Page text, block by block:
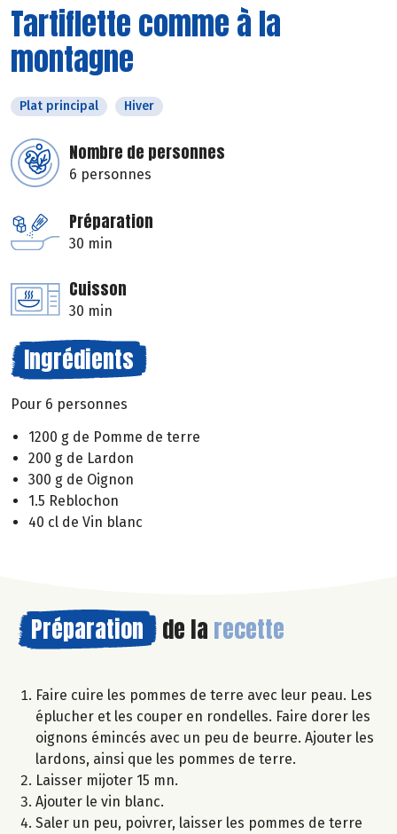
Tartiflette comme à la
montagne
Plat principal Hiver
Nombre de personnes
6 personnes
Préparation
30 min
Cuisson
30 min
Ingrédients
Pour 6 personnes
1200 g de Pomme de terre
200 g de Lardon
300 g de Oignon
1.5 Reblochon
40 cl de Vin blanc
Préparation de la recette
Faire cuire les pommes de terre avec leur peau. Les
éplucher et les couper en rondelles. Faire dorer les
oignons émincés avec un peu de beurre. Ajouter les
lardons, ainsi que les pommes de terre.
Laisser mijoter 15 mn.
Ajouter le vin blanc.
Saler un peu, poivrer, laisser les pommes de terre